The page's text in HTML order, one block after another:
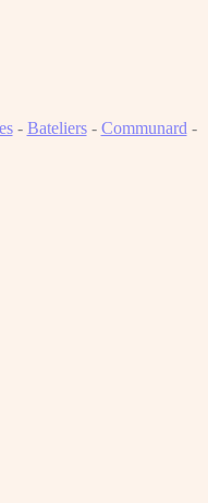
- Bateliers- Communard -